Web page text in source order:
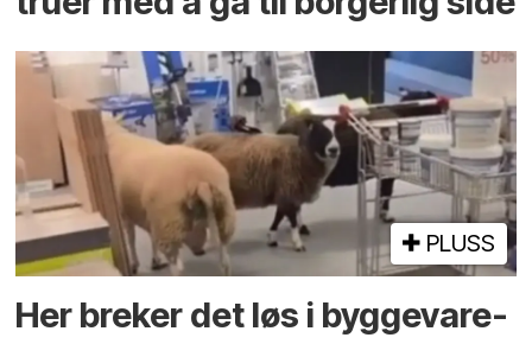
PLUSS
Her breker det løs i bygge­vare­